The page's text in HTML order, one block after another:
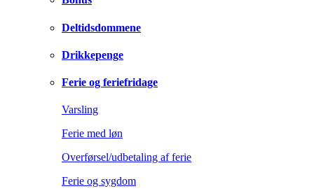
Deltidsdommene
Drikkepenge
Ferie og feriefridage
Varsling
Ferie med løn
Overførsel/udbetaling af ferie
Ferie og sygdom